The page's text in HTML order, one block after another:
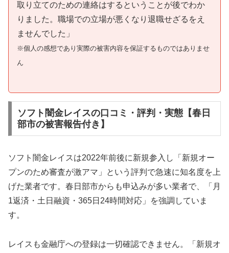
取り立てのための連絡はするということが後でわか
りました。職場での立場が悪くなり退職せざるをえ
ませんでした」
※個人の感想であり実際の被害内容を保証するものではありませ
ん
ソフト闇金レイスの口コミ・評判・実態【春日
部市の被害報告付き】
ソフト闇金レイスは2022年前後に新規参入し「新規オー
プンのため審査が激アマ」という評判で急速に知名度を上
げた業者です。春日部市からも申込みが多い業者で、「月
1返済・土日融資・365日24時間対応」を強調していま
す。
レイスも金融庁への登録は一切確認できません。「新規オ